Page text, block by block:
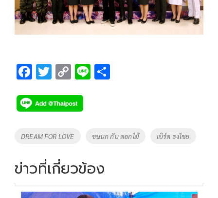
F
e
b
o
k
T
tt
er
C
p
y
Li
k
Li
Tags
DREAM FOR LOVE ขนนก กับ ดอกไม้ เบิร์ด ธงไชย
ข่าวที่เกี่ยวข้อง